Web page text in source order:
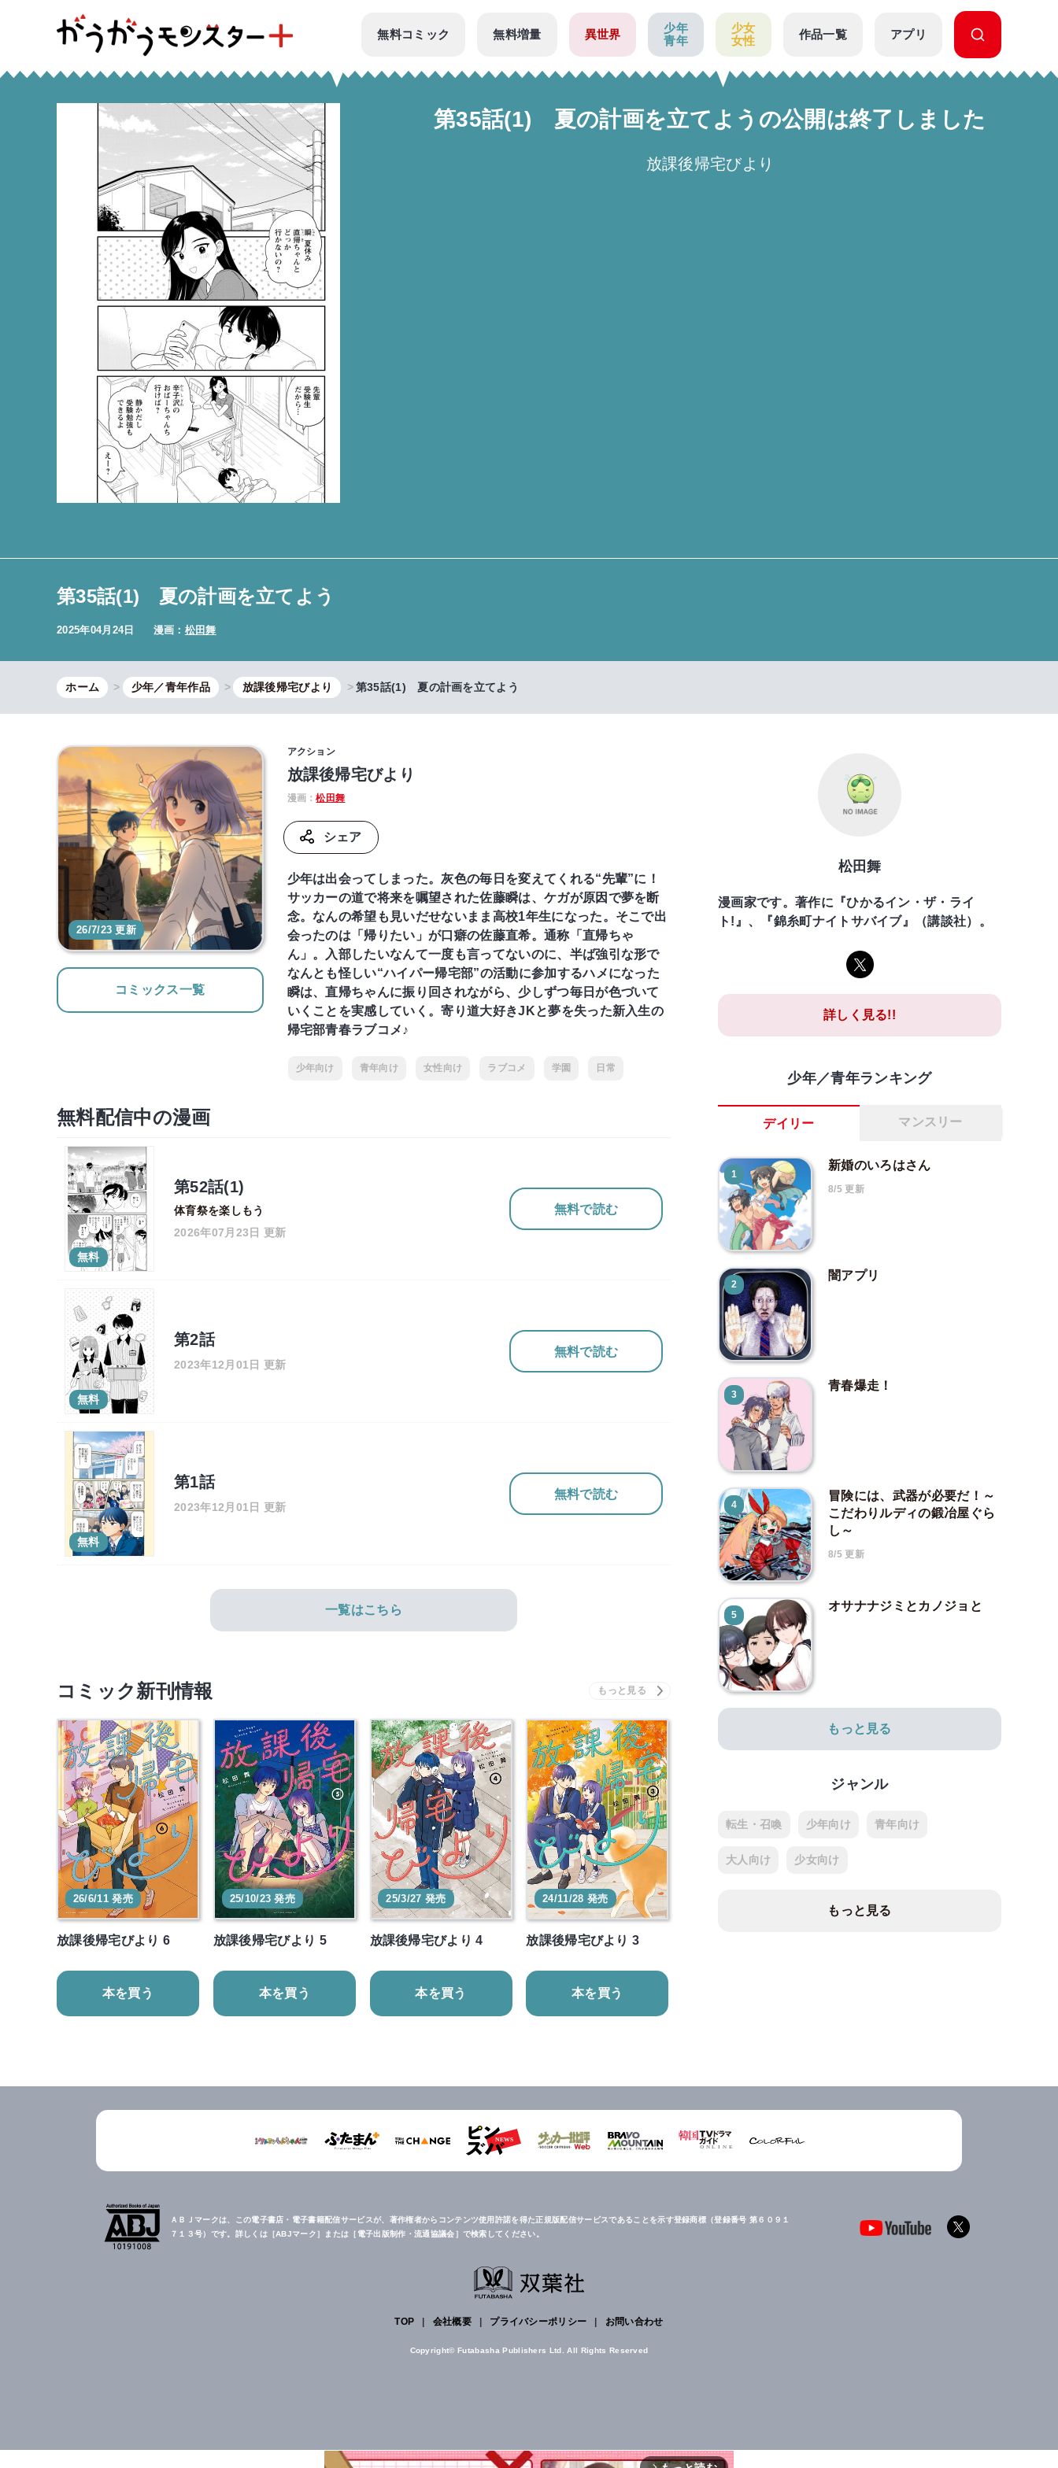
無料コミック 無料増量 異世界
少年
青年
少女
女性
作品一覧 アプリ
第35話(1) 夏の計画を立てようの公開は終了しました
放課後帰宅びより
第35話(1) 夏の計画を立てよう
2025年04月24日 漫画： 松田舞
ホーム 少年／青年作品 放課後帰宅びより 第35話(1) 夏の計画を立てよう
26/7/23 更新
コミックス一覧
アクション
放課後帰宅びより
漫画：松田舞
シェア
少年は出会ってしまった。灰色の毎日を変えてくれる“先輩”に！
サッカーの道で将来を嘱望された佐藤瞬は、ケガが原因で夢を断
念。なんの希望も見いだせないまま高校1年生になった。そこで出
会ったのは「帰りたい」が口癖の佐藤直希。通称「直帰ちゃ
ん」。入部したいなんて一度も言ってないのに、半ば強引な形で
なんとも怪しい“ハイパー帰宅部”の活動に参加するハメになった
瞬は、直帰ちゃんに振り回されながら、少しずつ毎日が色づいて
いくことを実感していく。寄り道大好きJKと夢を失った新入生の
帰宅部青春ラブコメ♪
少年向け 青年向け 女性向け ラブコメ 学園 日常
無料配信中の漫画
無料
第52話(1)
体育祭を楽しもう
2026年07月23日 更新
無料で読む
無料
第2話
2023年12月01日 更新
無料で読む
無料
第1話
2023年12月01日 更新
無料で読む
一覧はこちら
コミック新刊情報
26/6/11 発売
放課後帰宅びより 6
本を買う
25/10/23 発売
放課後帰宅びより 5
本を買う
25/3/27 発売
放課後帰宅びより 4
本を買う
24/11/28 発売
放課後帰宅びより 3
本を買う
松田舞
漫画家です。著作に『ひかるイン・ザ・ライ
ト!』、『錦糸町ナイトサバイブ』（講談社）。
詳しく見る!!
少年／青年ランキング
デイリー マンスリー
1
新婚のいろはさん
8/5 更新
2
闇アプリ
3
青春爆走！
4
冒険には、武器が必要だ！～
こだわりルディの鍛冶屋ぐら
し～
8/5 更新
5
オサナナジミとカノジョと
もっと見る
ジャンル
転生・召喚 少年向け 青年向け
大人向け 少女向け
もっと見る
ＡＢＪマークは、この電子書店・電子書籍配信サービスが、著作権者からコンテンツ使用許諾を得た正規版配信サービスであることを示す登録商標（登録番号 第６０９１
７１３号）です。詳しくは［ABJマーク］または［電子出版制作・流通協議会］で検索してください。
TOP | 会社概要 | プライバシーポリシー | お問い合わせ
Copyright© Futabasha Publishers Ltd. All Rights Reserved